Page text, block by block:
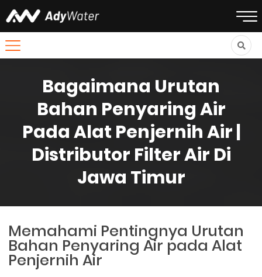
Bagaimana Urutan
Bahan Penyaring Air
Pada Alat Penjernih Air |
Distributor Filter Air Di
Jawa Timur
Memahami Pentingnya Urutan
Bahan Penyaring Air pada Alat
Penjernih Air